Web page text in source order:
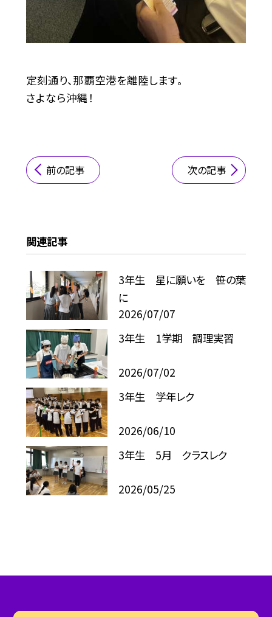
定刻通り、那覇空港を離陸します。
さよなら沖縄！
前の記事 次の記事
関連記事
3年生 星に願いを 笹の葉
に
2026/07/07
3年生 1学期 調理実習
2026/07/02
3年生 学年レク
2026/06/10
3年生 5月 クラスレク
2026/05/25